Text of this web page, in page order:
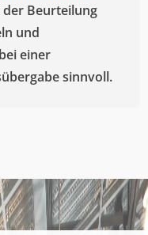
der Beurteilung
und
einer
sinnvoll.